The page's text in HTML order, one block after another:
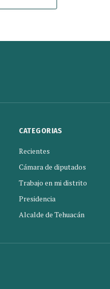
CATEGORIAS
Recientes
Cámara de diputados
Trabajo en mi distrito
Presidencia
Alcalde de Tehuacán